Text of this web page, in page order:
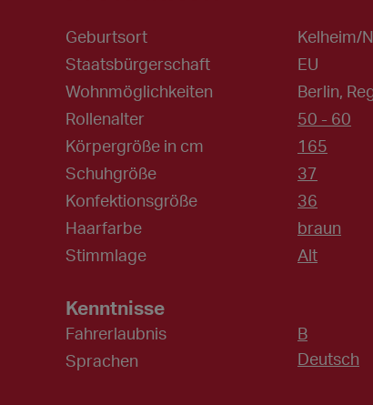
Geburtsort
Kelheim/
Staatsbürgerschaft
EU
Wohnmöglichkeiten
Berlin,
Rollenalter
50 - 60
Körpergröße in cm
165
Schuhgröße
37
Konfektionsgröße
36
Haarfarbe
braun
Stimmlage
Alt
Kenntnisse
Fahrerlaubnis
B
Sprachen
Deutsch